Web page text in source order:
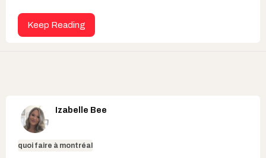
Keep Reading
Izabelle Bee
quoi faire à montréal